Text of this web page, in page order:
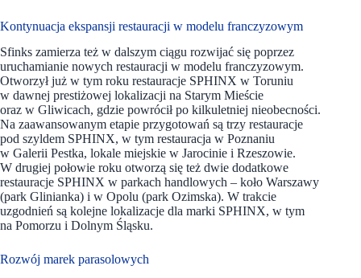
Kontynuacja ekspansji restauracji w modelu franczyzowym
Sfinks zamierza też w dalszym ciągu rozwijać się poprzez
uruchamianie nowych restauracji w modelu franczyzowym.
Otworzył już w tym roku restauracje SPHINX w Toruniu
w dawnej prestiżowej lokalizacji na Starym Mieście
oraz w Gliwicach, gdzie powrócił po kilkuletniej nieobecności.
Na zaawansowanym etapie przygotowań są trzy restauracje
pod szyldem SPHINX, w tym restauracja w Poznaniu
w Galerii Pestka, lokale miejskie w Jarocinie i Rzeszowie.
W drugiej połowie roku otworzą się też dwie dodatkowe
restauracje SPHINX w parkach handlowych – koło Warszawy
(park Glinianka) i w Opolu (park Ozimska). W trakcie
uzgodnień są kolejne lokalizacje dla marki SPHINX, w tym
na Pomorzu i Dolnym Śląsku.
Rozwój marek parasolowych